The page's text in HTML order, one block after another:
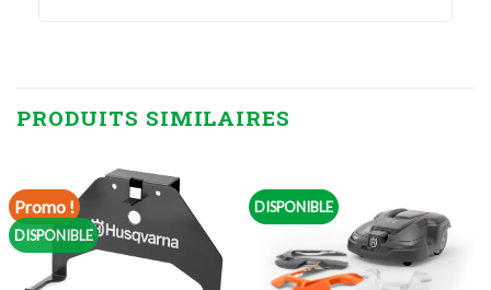
PRODUITS SIMILAIRES
Promo !
DISPONIBLE
DISPONIBLE